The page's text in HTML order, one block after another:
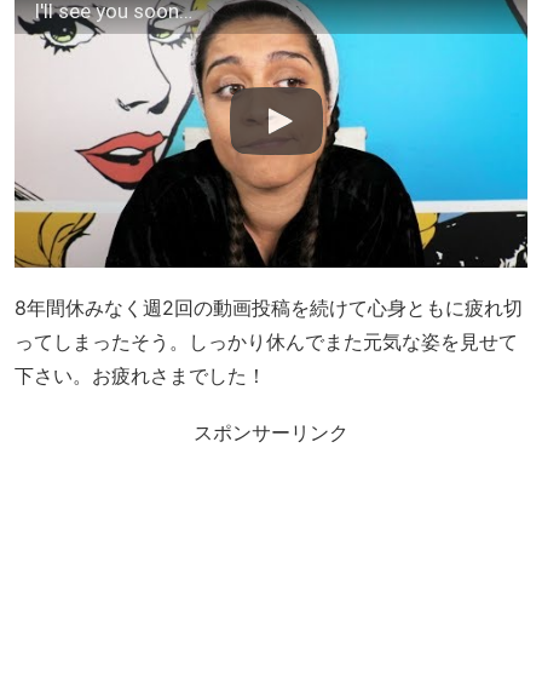
I'll see you soon…
8年間休みなく週2回の動画投稿を続けて心身ともに疲れ切
ってしまったそう。しっかり休んでまた元気な姿を見せて
下さい。お疲れさまでした！
スポンサーリンク